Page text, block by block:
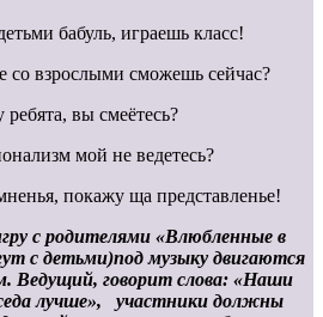
бабуль, играешь класс!
со взрослыми сможешь сейчас?
ребята, вы смеётесь?
мой не ведетесь?
покажу ща представленье!
с родителями «Влюбленные в
с детьми)под музыку двигаются
Ведущий, говорит слова: «Наши
лучше», участники должны